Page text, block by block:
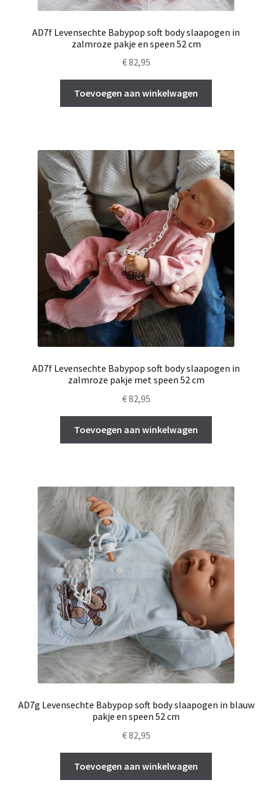
AD7f Levensechte Babypop soft body slaapogen in
zalmroze pakje en speen 52 cm
€82,95
Toevoegen aan winkelwagen
AD7f Levensechte Babypop soft body slaapogen in
zalmroze pakje met speen 52 cm
€82,95
Toevoegen aan winkelwagen
AD7g Levensechte Babypop soft body slaapogen in blauw
pakje en speen 52 cm
€82,95
Toevoegen aan winkelwagen